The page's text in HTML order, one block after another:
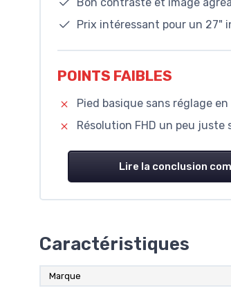
Prix intéressant pour un 27"
POINTS FAIBLES
Pied basique sans réglage
Résolution FHD un peu
Lire la conclusion
Caractéristiques
Marque